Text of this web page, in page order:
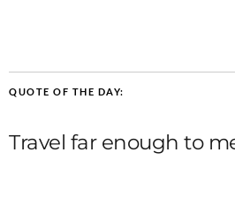
QUOTE OF THE DAY:
Travel far enough to